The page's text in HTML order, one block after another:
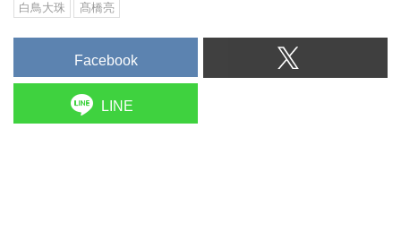
白鳥大珠
髙橋亮
Facebook
LINE